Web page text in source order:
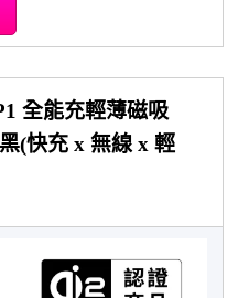
全能充輕薄磁吸
(快充 x 無線 x 輕